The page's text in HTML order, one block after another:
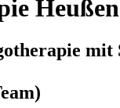
Heußen
mit